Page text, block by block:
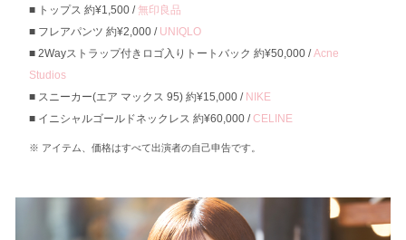
トップス 約¥1,500 /無印良品
フレアパンツ 約¥2,000 / UNIQLO
2Wayストラップ付きロゴ入りトートバック 約¥50,000 /Acne
Studios
スニーカー(エア マックス 95) 約¥15,000 / NIKE
イニシャルゴールドネックレス 約¥60,000 /CELINE
アイテム、価格はすべて出演者の自己申告です。